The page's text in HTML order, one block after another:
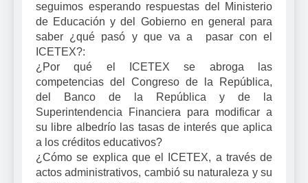
seguimos esperando respuestas del Ministerio
de Educación y del Gobierno en general para
saber ¿qué pasó y que va a pasar con el
ICETEX?:
¿Por qué el ICETEX se abroga las
competencias del Congreso de la República,
del Banco de la República y de la
Superintendencia Financiera para modificar a
su libre albedrío las tasas de interés que aplica
a los créditos educativos?
¿Cómo se explica que el ICETEX, a través de
actos administrativos, cambió su naturaleza y su